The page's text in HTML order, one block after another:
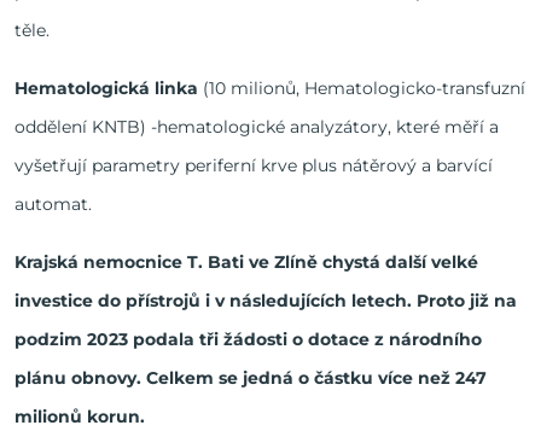
těle.
Hematologická linka (10 milionů, Hematologicko-transfuzní
oddělení KNTB) -hematologické analyzátory, které měří a
vyšetřují parametry periferní krve plus nátěrový a barvící
automat.
Krajská nemocnice T. Bati ve Zlíně chystá další velké
investice do přístrojů i v následujících letech. Proto již na
podzim 2023 podala tři žádosti o dotace z národního
plánu obnovy. Celkem se jedná o částku více než 247
milionů korun.